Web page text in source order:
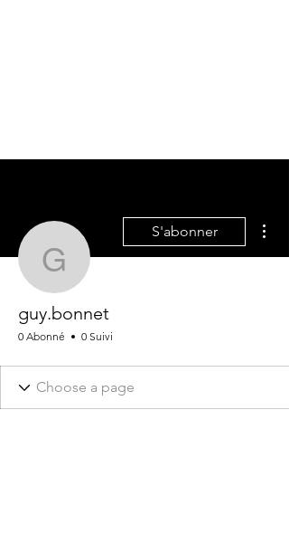
guy.bonnet
S'abonner
guy.bonnet
0 Abonné 0 Suivi